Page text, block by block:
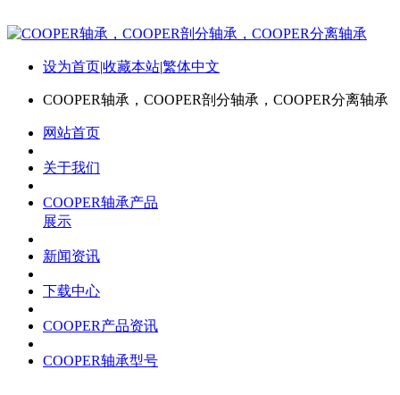
设为首页|收藏本站|繁体中文
COOPER轴承，COOPER剖分轴承，COOPER分离轴承
网站首页
关于我们
COOPER轴承产品
展示
新闻资讯
下载中心
COOPER产品资讯
COOPER轴承型号